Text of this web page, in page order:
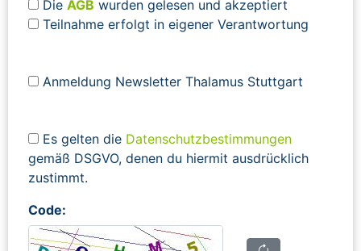
Die AGB wurden gelesen und akzeptiert
Teilnahme erfolgt in eigener Verantwortung
Anmeldung Newsletter Thalamus Stuttgart
Es gelten die Datenschutzbestimmungen
gemäß DSGVO, denen du hiermit ausdrücklich
zustimmt.
Code: